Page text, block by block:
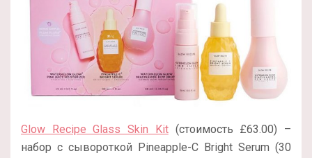
Glow Recipe Glass Skin Kit(стоимость £63.00) –
набор с сывороткой Pineapple-C Bright Serum (30